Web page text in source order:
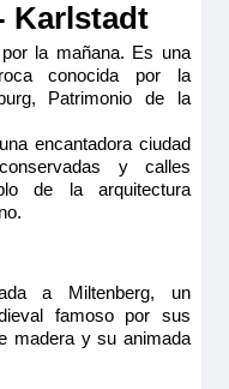
fluye en ambos
la ventana panorámica
y comodidad, de un
tamaño king o, si lo
Cuenta con armario
regulable en altura,
espresso, TV HD,
con puertos USB.
con puertas
Karlstadt
la mañana. Es una
conocida por la
Patrimonio de la
encantadora ciudad
y calles
de la arquitectura
a Miltenberg, un
famoso por sus
madera y su animada